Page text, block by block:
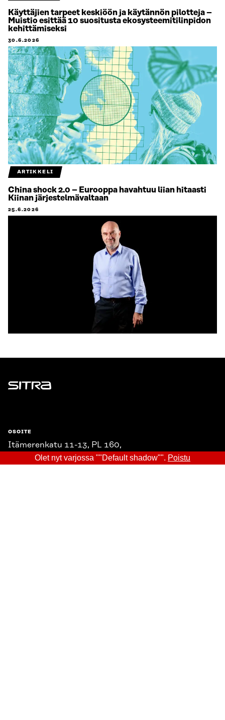
Käyttäjien tarpeet keskiöön ja käytännön pilotteja –
Muistio esittää 10 suositusta ekosysteemitilinpidon
kehittämiseksi
30.6.2026
ARTIKKELI
China shock 2.0 – Eurooppa havahtuu liian hitaasti
Kiinan järjestelmävaltaan
25.6.2026
Sitra
OSOITE
Itämerenkatu 11-13, PL 160,
00181 Helsinki
Olet nyt varjossa ""Default shadow"". Poistu